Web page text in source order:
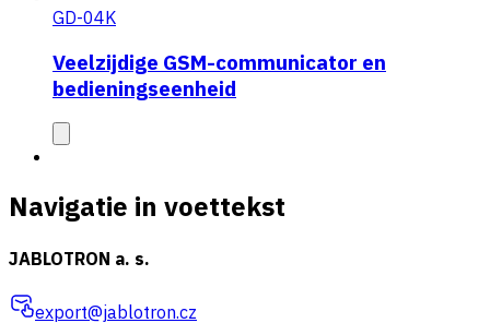
GD-04K
Veelzijdige GSM-communicator en
bedieningseenheid
Navigatie in voettekst
JABLOTRON a. s.
export@jablotron.cz